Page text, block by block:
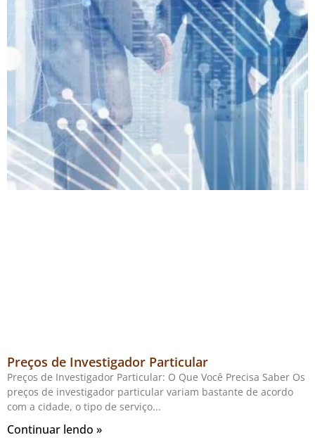
Preços de Investigador Particular
Preços de Investigador Particular: O Que Você Precisa Saber Os
preços de investigador particular variam bastante de acordo
com a cidade, o tipo de serviço
Continuar lendo »